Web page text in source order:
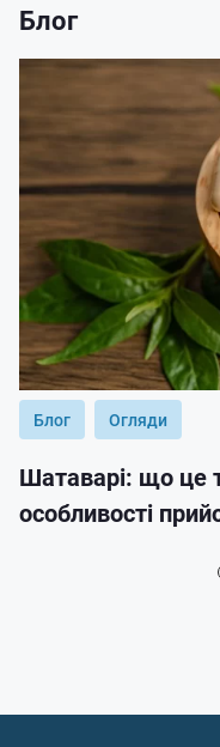
Блог
Блог Огляди
Шатаварі: що це
особливості